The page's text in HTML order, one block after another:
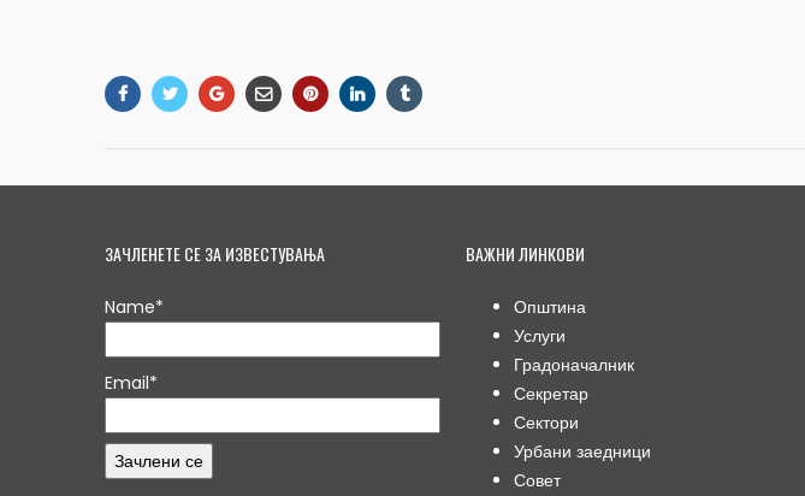
ЗАЧЛЕНЕТЕ СЕ ЗА ИЗВЕСТУВАЊА
Name*
Email*
ВАЖНИ ЛИНКОВИ
Општина
Услуги
Градоначалник
Секретар
Сектори
Урбани заедници
Совет